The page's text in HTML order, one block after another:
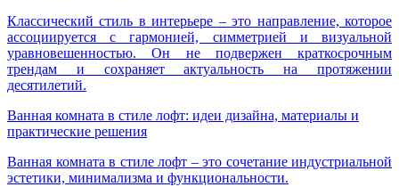
Классический стиль в интерьере – это направление, которое
ассоциируется с гармонией, симметрией и визуальной
уравновешенностью. Он не подвержен краткосрочным
трендам и сохраняет актуальность на протяжении
десятилетий.
Ванная комната в стиле лофт: идеи дизайна, материалы и
практические решения
Ванная комната в стиле лофт – это сочетание индустриальной
эстетики, минимализма и функциональности.